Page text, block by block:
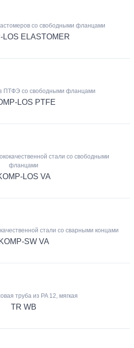
со свободными фланцами
LOS ELASTOMER
ПТФЭ со свободными фланцами
LOS PTFE
стали со свободными
фланцами
LOS VA
стали со сварными концами
KOMP-SW VA
труба из PA 12, мягкая
TR WB